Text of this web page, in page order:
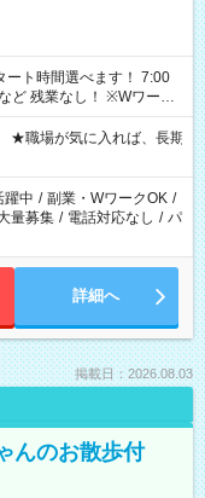
なし！ ※Wワーク
超の就業はご案内できま
務は社会保険への加入対
派遣の原則禁止）によ
難しい場合があります
職場が気に入れば、長期
躍中 / 副業・WワークOK /
量募集 / 電話対応なし / パ
詳細へ
掲載日：2026.08.03
んのお散歩付